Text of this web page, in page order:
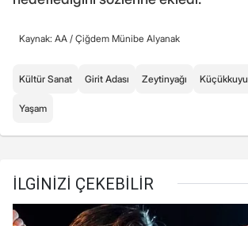
Kaynak: AA / Çiğdem Münibe Alyanak
Kültür Sanat Girit Adası Zeytinyağı Küçükkuyu
Yaşam